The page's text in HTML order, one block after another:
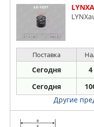
Поставка
Сегодня
Сегодня
Другие